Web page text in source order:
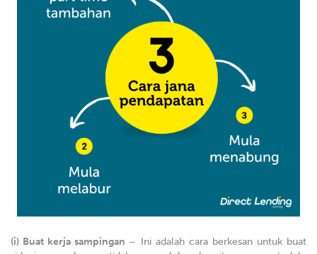
(i) Buat kerja sampingan – Ini adalah cara berkesan untuk buat